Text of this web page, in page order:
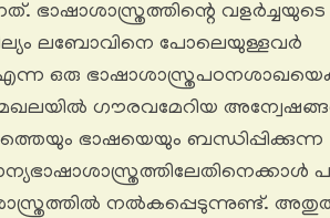
ഭാഷാശാസ്ത്രത്തിന്റെ
ലബോവിനെ പോലെയുള്ളവർ
ഒരു
ഗൗരവമേറിയ
ഭാഷയെയും ബന്ധിപ്പിക്കുന്ന
നൽകപ്പെടുന്നുണ്ട്.